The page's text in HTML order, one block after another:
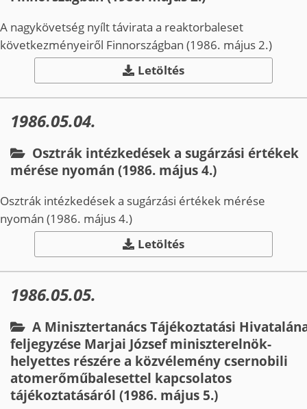
A nagykövetség nyílt távirata a reaktorbaleset
következményeiről Finnországban (1986. május 2.)
Letöltés
1986.05.04.
Osztrák intézkedések a sugárzási értékek
mérése nyomán (1986. május 4.)
Osztrák intézkedések a sugárzási értékek mérése
nyomán (1986. május 4.)
Letöltés
1986.05.05.
A Minisztertanács Tájékoztatási
feljegyzése Marjai József miniszterelnök­
helyettes részére a közvélemény csernobili
atomerőműbalesettel kapcsolatos
tájékoztatásáról (1986. május 5.)